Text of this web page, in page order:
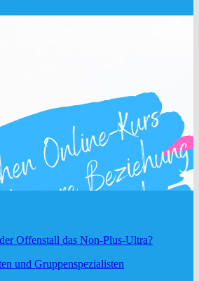
Offenstall das Non-Plus-Ultra?
und Gruppenspezialisten